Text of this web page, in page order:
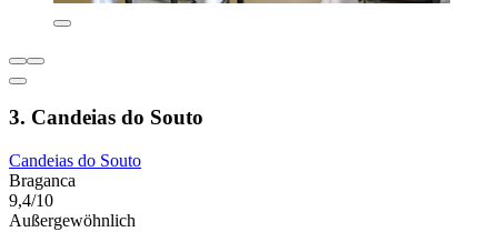
3. Candeias do Souto
Candeias do Souto
Braganca
9,4/10
Außergewöhnlich